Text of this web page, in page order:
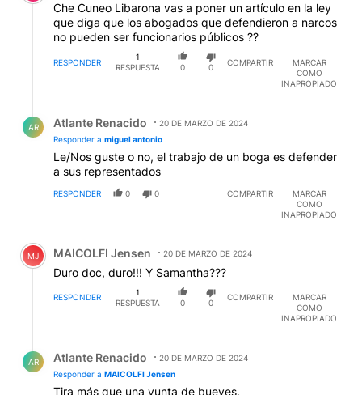
Che Cuneo Libarona vas a poner un artículo en la ley
que diga que los abogados que defendieron a narcos
no pueden ser funcionarios públicos ??
RESPONDER
1
RESPUESTA
0 0
COMPARTIR
MARCAR
COMO
INAPROPIADO
AR Atlante Renacido
20 DE MARZO DE 2024
Responder a miguel antonio
Le/Nos guste o no, el trabajo de un boga es defender
a sus representados
RESPONDER 0 0 COMPARTIR
MARCAR
COMO
INAPROPIADO
Comentario de MAICOLFI Jensen.
MJ MAICOLFI Jensen 20 DE MARZO DE 2024
Duro doc, duro!!! Y Samantha???
RESPONDER
1
RESPUESTA
0 0
COMPARTIR
MARCAR
COMO
INAPROPIADO
AR Atlante Renacido
20 DE MARZO DE 2024
Responder a MAICOLFI Jensen
Tira más que una yunta de bueyes.